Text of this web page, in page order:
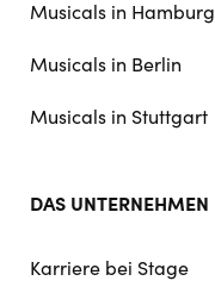
Musicals in Hamburg
Musicals in Berlin
Musicals in Stuttgart
DAS UNTERNEHMEN
Karriere bei Stage